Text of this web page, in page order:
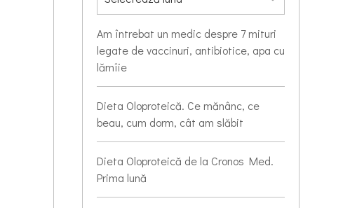
Am întrebat un medic despre 7 mituri
legate de vaccinuri, antibiotice, apa cu
lămîie
Dieta Oloproteică. Ce mănânc, ce
beau, cum dorm, cât am slăbit
Dieta Oloproteică de la Cronos Med.
Prima lună